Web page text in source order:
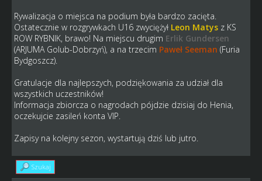
Rywalizacja o miejsca na podium była bardzo zacięta.
Ostatecznie w rozgrywkach U16 zwyciężył Leon Matysz KS
ROW RYBNIK, brawo! Na miejscu drugim Erlik Gundersen
(ARJUMA Golub-Dobrzyń), a na trzecim Paweł Seeman (Furia
Bydgoszcz).
Gratulacje dla najlepszych, podziękowania za udział dla
wszystkich uczestników!
Informacja zbiorcza o nagrodach pójdzie dzisiaj do Henia,
oczekujcie zasileń konta VIP.
Zapisy na kolejny sezon, wystartują dziś lub jutro.
Szukaj